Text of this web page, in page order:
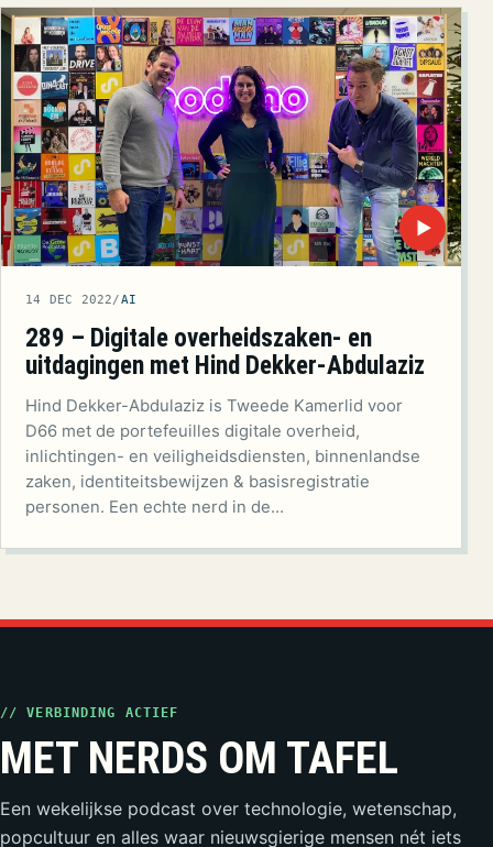
▶
14 DEC 2022/AI
289 – Digitale overheidszaken- en
uitdagingen met Hind Dekker-Abdulaziz
Hind Dekker-Abdulaziz is Tweede Kamerlid voor
D66 met de portefeuilles digitale overheid,
inlichtingen- en veiligheidsdiensten, binnenlandse
zaken, identiteitsbewijzen & basisregistratie
personen. Een echte nerd in de…
// VERBINDING ACTIEF
MET NERDS OM TAFEL
Een wekelijkse podcast over technologie, wetenschap,
popcultuur en alles waar nieuwsgierige mensen nét iets